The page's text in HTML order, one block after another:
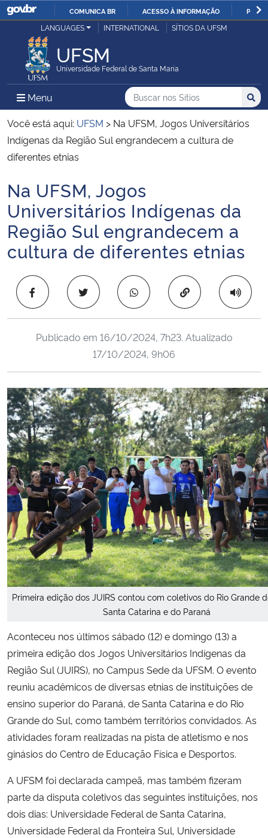
IR
COMUNICA BR ACESSO À INFORMAÇÃO
Ministério da Justiça e Segurança Pública
Ministério da Defesa
Ministério das Relações Exteriores
Ministério da Economia
Ministério da Infraestrutura
Ministério da Agricultura, Pecuária e Abastecimento
Ministério da Educação
Ministério da Cidadania
Ministério da Saúde
Ministério de Minas e Energia
Ministério da Ciência, Tecnologia, Inovações e Comunicações
Ministério do Meio Ambiente
Ministério do Turismo
Ministério do Desenvolvimento Regional
Controladoria-Geral da União
Ministério da Mulher, da Família e dos Direitos Humanos
Secretaria-Geral
Secretaria de Governo
Advocacia-Geral da União
Banco Central do Brasil
Planalto
LANGUAGES INTERNATIONAL SÍTIOS DA UFSM
UFSM
Universidade Federal de Santa Maria
Menu Menu Principal do Sítio
Busca
Buscar no nos Sítios
Busca:
Você está aqui: UFSM > Na UFSM, Jogos Universitários
Indígenas da Região Sul engrandecem a cultura de
diferentes etnias
Início do conteúdo
Na UFSM, Jogos
Universitários Indígenas da
Região Sul engrandecem a
cultura de diferentes etnias
Copiar para área
Publicado em 16/10/2024, 7h23. Atualizado
17/10/2024, 9h06
Primeira edição dos JUIRS contou com coletivos do Rio Grande
Santa Catarina e do Paraná
Aconteceu nos últimos sábado (12) e domingo (13) a
primeira edição dos Jogos Universitários Indígenas da
Região Sul (JUIRS), no Campus Sede da UFSM. O evento
reuniu acadêmicos de diversas etnias de instituições de
ensino superior do Paraná, de Santa Catarina e do Rio
Grande do Sul, como também territórios convidados. As
atividades foram realizadas na pista de atletismo e nos
ginásios do Centro de Educação Física e Desportos.
A UFSM foi declarada campeã, mas também fizeram
parte da disputa coletivos das seguintes instituições, nos
dois dias: Universidade Federal de Santa Catarina,
Universidade Federal da Fronteira Sul, Universidade